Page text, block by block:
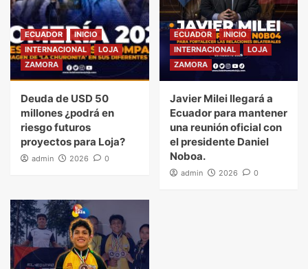
ECUADOR
INICIO
INTERNACIONAL
LOJA
ZAMORA
Deuda de USD 50
millones ¿podrá en
riesgo futuros
proyectos para Loja?
admin 2026 0
ECUADOR
INICIO
INTERNACIONAL
LOJA
ZAMORA
Javier Milei llegará a
Ecuador para mantener
una reunión oficial con
el presidente Daniel
Noboa.
admin 2026 0